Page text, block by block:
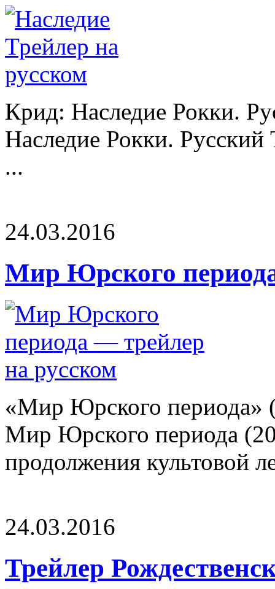
Крид: Наследие Рокки.
Наследие Рокки.
...
24.03.2016
Мир Юрского
«Мир Юрского периода»
Мир Юрского периода
продолжения культовой
24.03.2016
Трейлер